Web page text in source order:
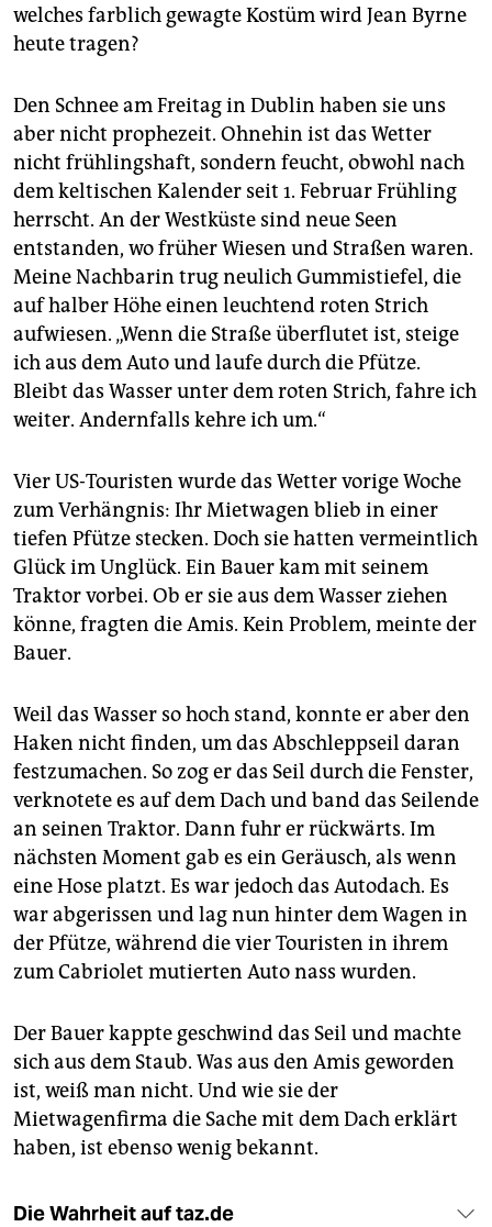
welches farblich gewagte Kostüm wird Jean Byrne
heute tragen?
Den Schnee am Freitag in Dublin haben sie uns
aber nicht prophezeit. Ohnehin ist das Wetter
nicht frühlingshaft, sondern feucht, obwohl nach
dem keltischen Kalender seit 1. Februar Frühling
herrscht. An der Westküste sind neue Seen
entstanden, wo früher Wiesen und Straßen waren.
Meine Nachbarin trug neulich Gummistiefel, die
auf halber Höhe einen leuchtend roten Strich
aufwiesen. „Wenn die Straße überflutet ist, steige
ich aus dem Auto und laufe durch die Pfütze.
Bleibt das Wasser unter dem roten Strich, fahre ich
weiter. Andernfalls kehre ich um.“
Vier US-Touristen wurde das Wetter vorige Woche
zum Verhängnis: Ihr Mietwagen blieb in einer
tiefen Pfütze stecken. Doch sie hatten vermeintlich
Glück im Unglück. Ein Bauer kam mit seinem
Traktor vorbei. Ob er sie aus dem Wasser ziehen
könne, fragten die Amis. Kein Problem, meinte der
Bauer.
Weil das Wasser so hoch stand, konnte er aber den
Haken nicht finden, um das Abschleppseil daran
festzumachen. So zog er das Seil durch die Fenster,
verknotete es auf dem Dach und band das Seilende
an seinen Traktor. Dann fuhr er rückwärts. Im
nächsten Moment gab es ein Geräusch, als wenn
eine Hose platzt. Es war jedoch das Autodach. Es
war abgerissen und lag nun hinter dem Wagen in
der Pfütze, während die vier Touristen in ihrem
zum Cabriolet mutierten Auto nass wurden.
Der Bauer kappte geschwind das Seil und machte
sich aus dem Staub. Was aus den Amis geworden
ist, weiß man nicht. Und wie sie der
Mietwagenfirma die Sache mit dem Dach erklärt
haben, ist ebenso wenig bekannt.
Die Wahrheit auf taz.de